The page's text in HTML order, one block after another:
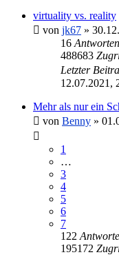
virtuality vs. reality
von jk67 »
16 Antworten
488683
Letzter
12.07.2021,
Mehr als nur ein
von Benny »
1
…
3
4
5
6
7
122
195172